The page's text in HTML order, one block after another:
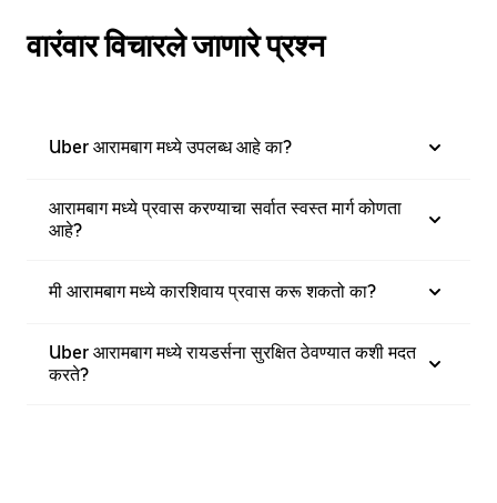
वारंवार विचारले जाणारे प्रश्न
Uber आरामबाग मध्ये उपलब्ध आहे का?
आरामबाग मध्ये प्रवास करण्याचा सर्वात स्वस्त मार्ग कोणता
आहे?
मी आरामबाग मध्ये कारशिवाय प्रवास करू शकतो का?
Uber आरामबाग मध्ये रायडर्सना सुरक्षित ठेवण्यात कशी मदत
करते?